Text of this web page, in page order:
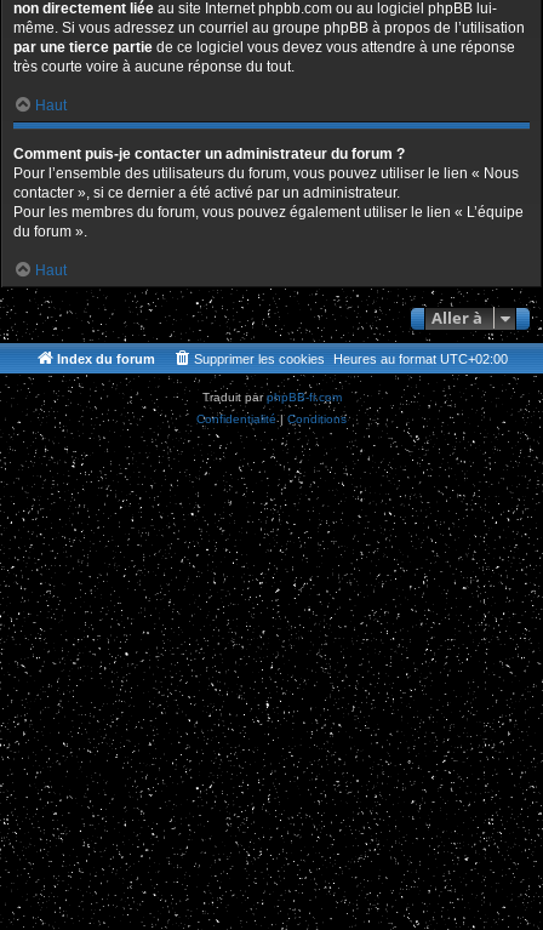
non directement liée au site Internet phpbb.com ou au logiciel phpBB lui-
même. Si vous adressez un courriel au groupe phpBB à propos de l’utilisation
par une tierce partie de ce logiciel vous devez vous attendre à une réponse
très courte voire à aucune réponse du tout.
Haut
Comment puis-je contacter un administrateur du forum ?
Pour l’ensemble des utilisateurs du forum, vous pouvez utiliser le lien « Nous
contacter », si ce dernier a été activé par un administrateur.
Pour les membres du forum, vous pouvez également utiliser le lien « L’équipe
du forum ».
Haut
Aller à
Index du forum Heures au format UTC+02:00
Supprimer les cookies
Traduit parphpBB-fr.com
Confidentialité|Conditions